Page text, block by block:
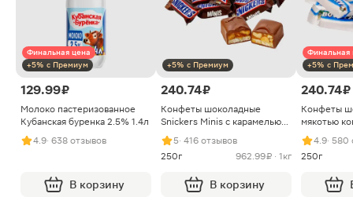
Финальная цена
+5% с Премиум
129.99 ₽
Молоко пастеризованное
Кубанская буренка 2.5% 1.4л
4.9· 638 отзывов
В корзину
+5% с Премиум
240.74 ₽
Конфеты шоколадные
Snickers Minis с карамелью
арахисом и нугой
5· 416 отзывов
250г
962.99 ₽ · 1кг
В корзину
Финальная
+5% с
240.74 ₽
Конфеты
мякотью
4.9· 580
250г